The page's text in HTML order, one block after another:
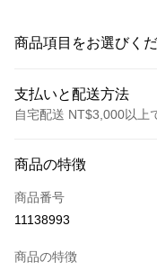
商品項目をお選びく
支払いと配送方法
自宅配送 NT$3,000以上
クレジットカード1回払い
クレジットカード分割払い
合作金庫商業銀行
6回払い、金利0、毎回
商品の特徴
商品番号
11138993
商品の特徴